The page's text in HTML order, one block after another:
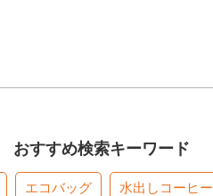
おすすめ検索キーワード
エコバッグ 水出しコーヒー